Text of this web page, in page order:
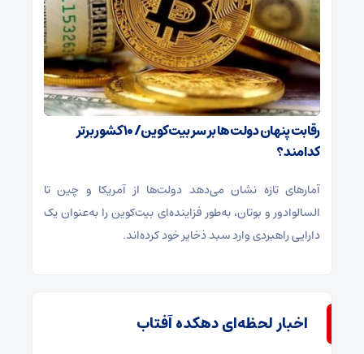
رقابت پنهان دولت‌ها بر سر بیت‌کوین/ ۱۰ کشور برتر
کدامند؟
آمارهای تازه نشان می‌دهد دولت‌ها از آمریکا و چین تا
السالوادور و بوتان، به‌طور فزاینده‌ای بیت‌کوین را به‌عنوان یک
دارایی راهبردی وارد سبد ذخایر خود کرده‌اند.
اخبار لحظه‌ای دهکده آفتاب